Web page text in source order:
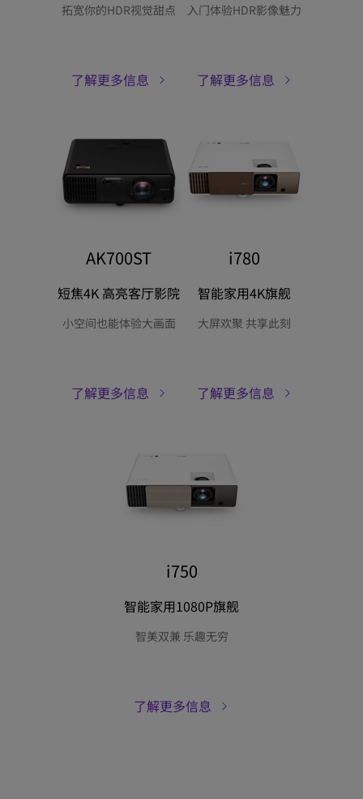
拓宽你的HDR视觉甜点
了解更多信息
入门体验HDR影像魅力
了解更多信息
AK700ST
短焦4K 高亮客厅影院
小空间也能体验大画面
了解更多信息
i780
智能家用4K旗舰
大屏欢聚 共享此刻
了解更多信息
i750
智能家用1080P旗舰
智美双兼 乐趣无穷
了解更多信息